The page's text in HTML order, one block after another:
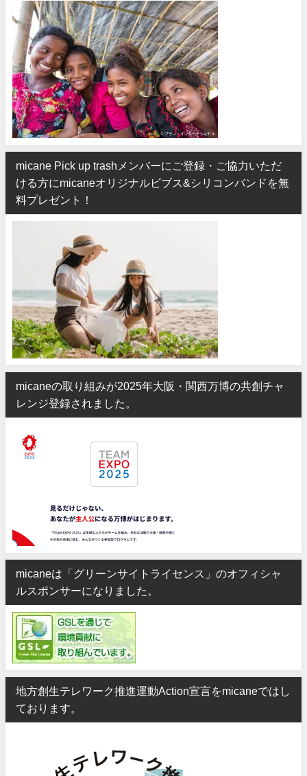
micane Pick up trashメンバーにご登録・ご協力いただ
ける方にmicaneオリジナルビブス&シリコンバンドを無
料プレゼント！
micaneの取り組みが2025年大阪・関西万博の共創チャ
レンジ登録されました。
micaneは「グリーンサイトライセンス」のオフィシャ
ルスポンサーになりました。
地方創生テレワーク推進運動Action宣言をmicaneではし
ております。